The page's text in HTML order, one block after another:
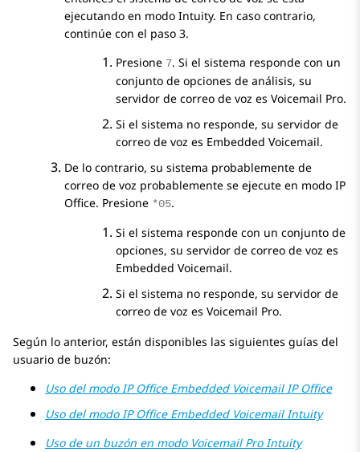
ejecutando en modo Intuity. En caso contrario,
continúe con el paso 3.
Presione 7. Si el sistema responde con un
conjunto de opciones de análisis, su
servidor de correo de voz es Voicemail Pro.
Si el sistema no responde, su servidor de
correo de voz es Embedded Voicemail.
De lo contrario, su sistema probablemente de
correo de voz probablemente se ejecute en modo IP
Office. Presione *05.
Si el sistema responde con un conjunto de
opciones, su servidor de correo de voz es
Embedded Voicemail.
Si el sistema no responde, su servidor de
correo de voz es Voicemail Pro.
Según lo anterior, están disponibles las siguientes guías del
usuario de buzón:
Uso del modoIP Office Embedded VoicemailIP Office
Uso del modoIP Office Embedded VoicemailIntuity
Uso de un buzón en modo Voicemail ProIntuity